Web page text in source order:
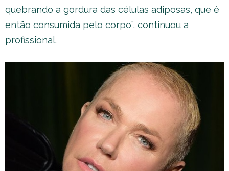
quebrando a gordura das células adiposas, que é
então consumida pelo corpo”, continuou a
profissional.